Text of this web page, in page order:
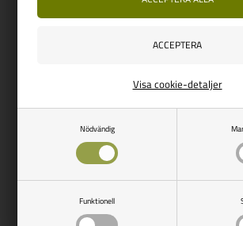
Nödvändig
Funktionell
Visa cookie-detaljer
CARBEST
Extern temperaturgivare för